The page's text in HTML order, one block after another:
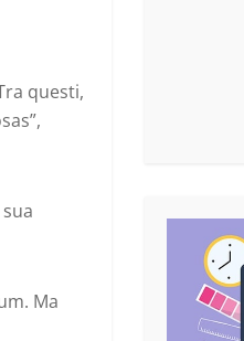
questi,
Ma